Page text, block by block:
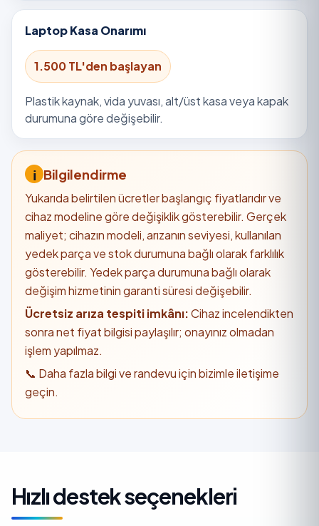
Laptop Kasa Onarımı
1.500 TL'den başlayan
Plastik kaynak, vida yuvası, alt/üst kasa veya kapak
durumuna göre değişebilir.
Bilgilendirme
Yukarıda belirtilen ücretler başlangıç fiyatlarıdır ve
cihaz modeline göre değişiklik gösterebilir. Gerçek
maliyet; cihazın modeli, arızanın seviyesi, kullanılan
yedek parça ve stok durumuna bağlı olarak farklılık
gösterebilir. Yedek parça durumuna bağlı olarak
değişim hizmetinin garanti süresi değişebilir.
Ücretsiz arıza tespiti imkânı:Cihaz incelendikten
sonra net fiyat bilgisi paylaşılır; onayınız olmadan
işlem yapılmaz.
📞 Daha fazla bilgi ve randevu için bizimle iletişime
geçin.
Hızlı destek seçenekleri